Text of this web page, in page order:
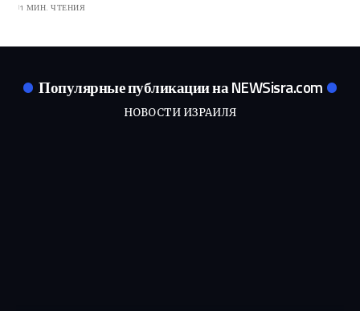
1 МИН. ЧТЕНИЯ
Популярные публикации на NEWSisra.com
НОВОСТИ ИЗРАИЛЯ